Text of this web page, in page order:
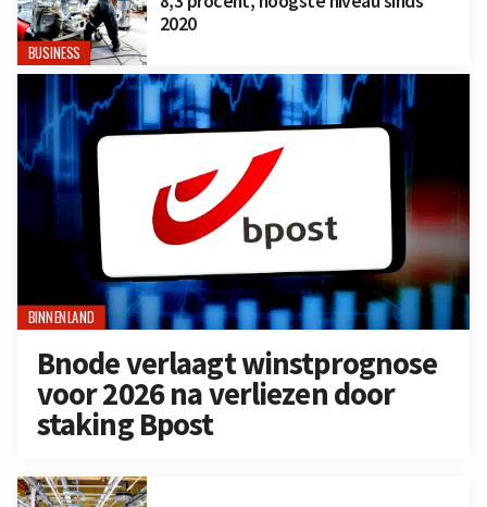
BUSINESS
2020
BINNENLAND
Bnode verlaagt winstprognose
voor 2026 na verliezen door
staking Bpost